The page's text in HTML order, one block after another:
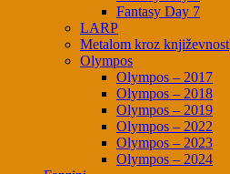
Fantasy Day 7
LARP
Metalom kroz književnost
Olympos
Olympos – 2017
Olympos – 2018
Olympos – 2019
Olympos – 2022
Olympos – 2023
Olympos – 2024